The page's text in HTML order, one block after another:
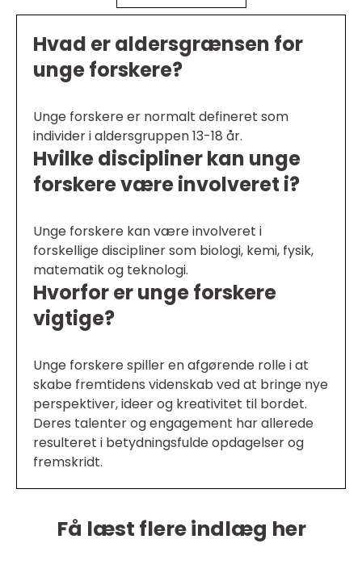
Hvad er aldersgrænsen for
unge forskere?
Unge forskere er normalt defineret som
individer i aldersgruppen 13-18 år.
Hvilke discipliner kan unge
forskere være involveret i?
Unge forskere kan være involveret i
forskellige discipliner som biologi, kemi, fysik,
matematik og teknologi.
Hvorfor er unge forskere
vigtige?
Unge forskere spiller en afgørende rolle i at
skabe fremtidens videnskab ved at bringe nye
perspektiver, ideer og kreativitet til bordet.
Deres talenter og engagement har allerede
resulteret i betydningsfulde opdagelser og
fremskridt.
Få læst flere indlæg her